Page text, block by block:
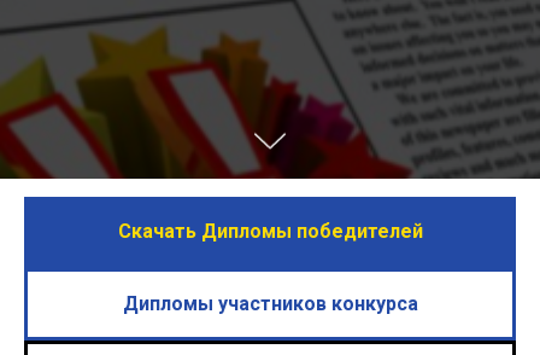
Скачать Дипломы победителей
Дипломы участников конкурса